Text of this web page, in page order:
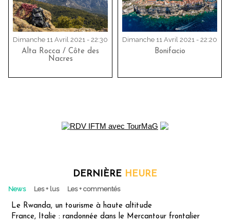
Dimanche 11 Avril 2021 - 22:30
Alta Rocca / Côte des
Nacres
Dimanche 11 Avril 2021 - 22:20
Bonifacio
DERNIÈRE HEURE
News Les + lus Les + commentés
Le Rwanda, un tourisme à haute altitude
France, Italie : randonnée dans le Mercantour frontalier